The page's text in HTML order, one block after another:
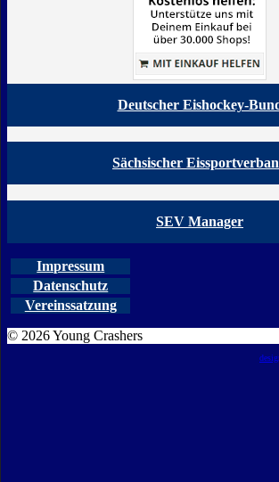
Deutscher Eishockey-
Sächsischer
SEV Manager
Impressum
Datenschutz
Vereinssatzung
© 2026 Young Crashers